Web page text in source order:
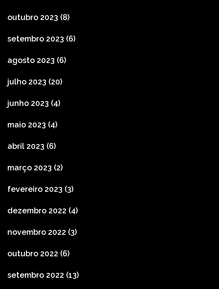
outubro 2023 (8)
setembro 2023 (6)
agosto 2023 (6)
julho 2023 (20)
junho 2023 (4)
maio 2023 (4)
abril 2023 (6)
março 2023 (2)
fevereiro 2023 (3)
dezembro 2022 (4)
novembro 2022 (3)
outubro 2022 (6)
setembro 2022 (13)